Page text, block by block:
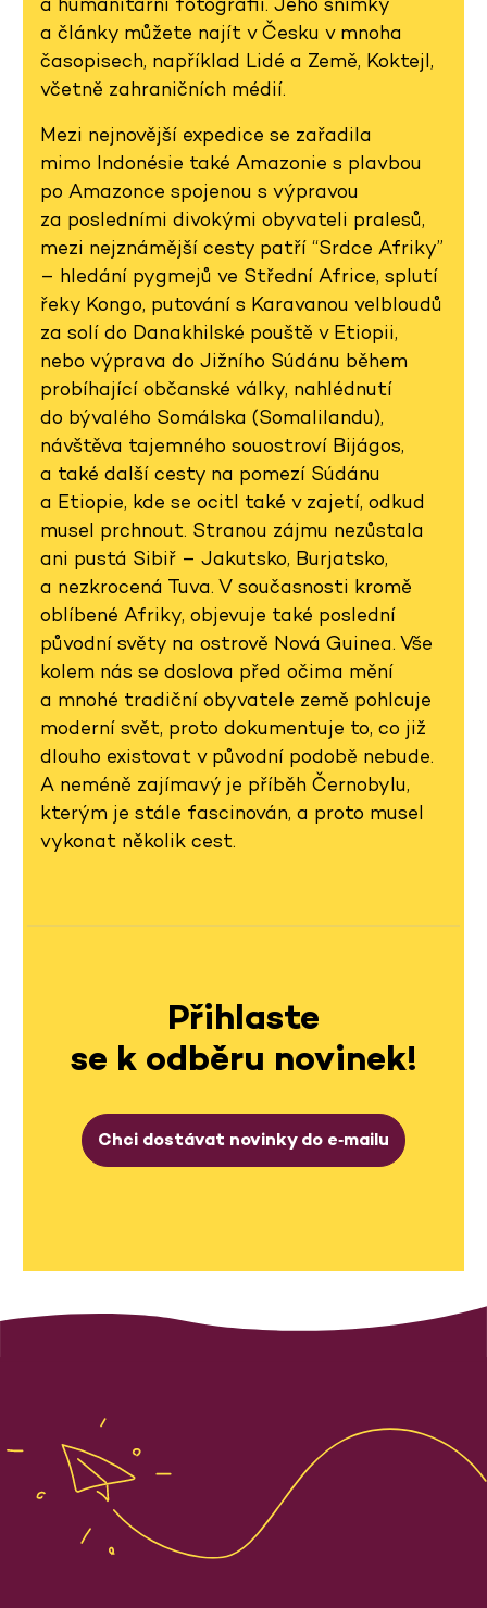
a články můžete najít v Česku v mnoha
časopisech, například Lidé a Země, Koktejl,
včetně zahraničních médií.
Mezi nejnovější expedice se zařadila
mimo Indonésie také Amazonie s plavbou
po Amazonce spojenou s výpravou
za posledními divokými obyvateli pralesů,
mezi nejznámější cesty patří “Srdce Afriky”
– hledání pygmejů ve Střední Africe, splutí
řeky Kongo, putování s Karavanou velbloudů
za solí do Danakhilské pouště v Etiopii,
nebo výprava do Jižního Súdánu během
probíhající občanské války, nahlédnutí
do bývalého Somálska (Somalilandu),
návštěva tajemného souostroví Bijágos,
a také další cesty na pomezí Súdánu
a Etiopie, kde se ocitl také v zajetí, odkud
musel prchnout. Stranou zájmu nezůstala
ani pustá Sibiř – Jakutsko, Burjatsko,
a nezkrocená Tuva. V současnosti kromě
oblíbené Afriky, objevuje také poslední
původní světy na ostrově Nová Guinea. Vše
kolem nás se doslova před očima mění
a mnohé tradiční obyvatele země pohlcuje
moderní svět, proto dokumentuje to, co již
dlouho existovat v původní podobě nebude.
A neméně zajímavý je příběh Černobylu,
kterým je stále fascinován, a proto musel
vykonat několik cest.
Přihlaste
se k odběru novinek!
Chci dostávat novinky do e‑mailu